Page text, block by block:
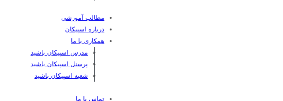
مطالب آموزشی
درباره اسپیکان
همکاری با ما
مدرس اسپیکان باشید
پرسنل اسپیکان باشید
شعبه اسپیکان باشید
تماس با ما